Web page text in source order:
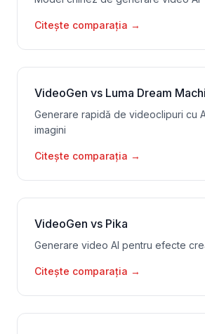
Citește comparația →
VideoGen vs Luma Dream
Generare rapidă de videoclipuri cu
imagini
Citește comparația →
VideoGen vs Pika
Generare video AI pentru efecte
Citește comparația →